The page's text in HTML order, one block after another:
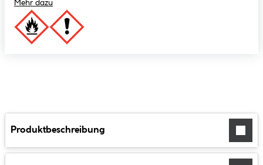
Mehr dazu
Produktbeschreibung